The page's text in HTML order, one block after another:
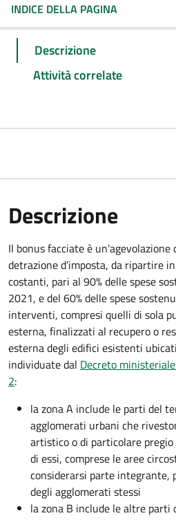
INDICE DELLA PAGINA
Descrizione
Attività correlate
Descrizione
Il bonus facciate è
detrazione d’imposta, da ripartire
costanti, pari al 90% delle spese
2021, e del 60% delle spese
interventi, compresi quelli di sola
esterna, finalizzati al recupero o
esterna degli edifici esistenti
individuate dal Decreto
2:
la zona A include le parti del
agglomerati urbani che
artistico o di particolare
di essi, comprese le aree
considerarsi parte integrante,
degli agglomerati stessi
la zona B include le altre